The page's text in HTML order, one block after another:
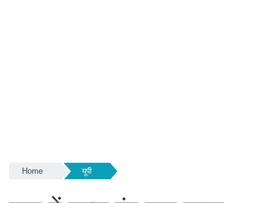
Home यूपी